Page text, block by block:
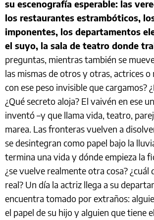
su escenografía esperable: las
los restaurantes estrambóticos,
imponentes, los departamentos
el suyo, la sala de teatro donde
preguntas, mientras también se
las mismas de otros y otras, actrices o
con ese peso invisible que cargamos?
¿Qué secreto aloja? El vaivén en ese
inventó –y que llama vida, teatro,
marea. Las fronteras vuelven a
se desintegran como papel bajo la
termina una vida y dónde empieza la
¿se vuelve realmente otra cosa? ¿cuál
real? Un día la actriz llega a su
encuentra tomado por extraños:
el papel de su hijo y alguien que tiene